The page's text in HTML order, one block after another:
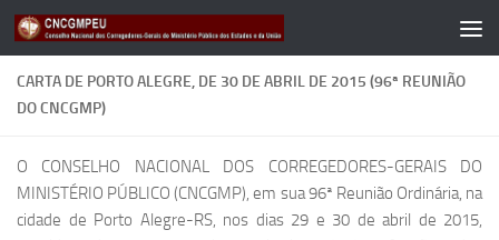
Skip to content
CARTA DE PORTO ALEGRE, DE 30 DE ABRIL DE 2015 (96ª REUNIÃO
DO CNCGMP)
O CONSELHO NACIONAL DOS CORREGEDORES-GERAIS DO
MINISTÉRIO PÚBLICO (CNCGMP), em sua 96ª Reunião Ordinária, na
cidade de Porto Alegre-RS, nos dias 29 e 30 de abril de 2015,